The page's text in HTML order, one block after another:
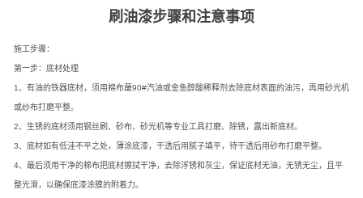
刷油漆步骤和注意事项
施工步骤：
第一步：底材处理
1、有油的铁器底材，须用棉布蘸90#汽油或金鱼醇酸稀释剂去除底材表面的油污，再用砂光机
或纱布打磨平整。
2、生锈的底材须用钢丝刷、砂布、砂光机等专业工具打磨、除锈，露出新底材。
3、底材如有低洼不平之处，薄涂底漆，干透后用腻子填平，待干透后用砂布打磨平整。
4、最后须用干净的棉布把底材擦拭干净，去除浮锈和灰尘，保证底材无油，无锈无尘，且平
整光滑，以确保底漆涂膜的附着力。